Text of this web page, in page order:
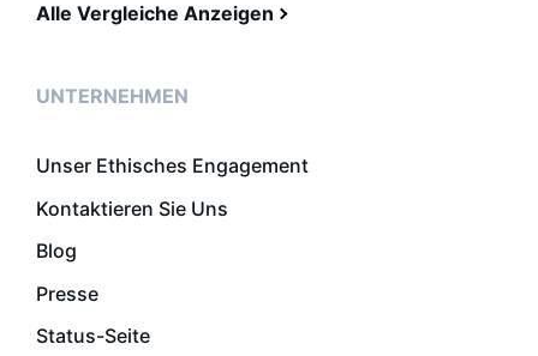
Alle Vergleiche Anzeigen
UNTERNEHMEN
Unser Ethisches Engagement
Kontaktieren Sie Uns
Blog
Presse
Status-Seite